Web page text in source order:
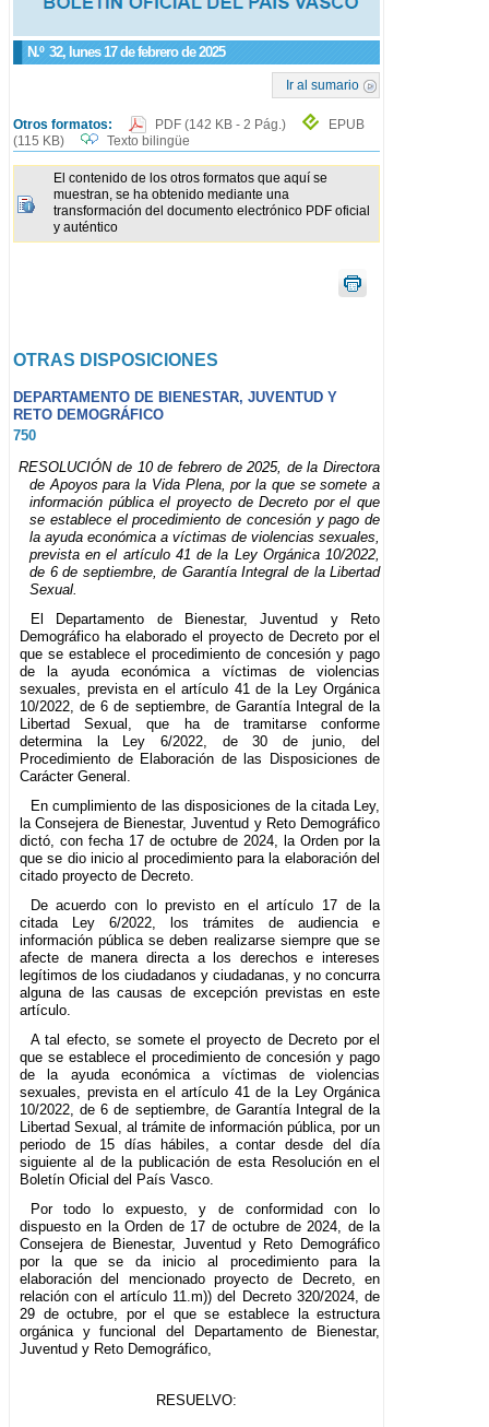
N.º 32, lunes 17 de febrero de 2025
Ir al sumario
Otros formatos: PDF (142 KB - 2 Pág.)
EPUB
(115 KB)
Texto bilingüe
El contenido de los otros formatos que aquí se
muestran, se ha obtenido mediante una
transformación del documento electrónico PDF oficial
y auténtico
OTRAS DISPOSICIONES
DEPARTAMENTO DE BIENESTAR, JUVENTUD Y
RETO DEMOGRÁFICO
750
RESOLUCIÓN de 10 de febrero de 2025, de la Directora
de Apoyos para la Vida Plena, por la que se somete a
información pública el proyecto de Decreto por el que
se establece el procedimiento de concesión y pago de
la ayuda económica a víctimas de violencias sexuales,
prevista en el artículo 41 de la Ley Orgánica 10/2022,
de 6 de septiembre, de Garantía Integral de la Libertad
Sexual.
El Departamento de Bienestar, Juventud y Reto
Demográfico ha elaborado el proyecto de Decreto por el
que se establece el procedimiento de concesión y pago
de la ayuda económica a víctimas de violencias
sexuales, prevista en el artículo 41 de la Ley Orgánica
10/2022, de 6 de septiembre, de Garantía Integral de la
Libertad Sexual, que ha de tramitarse conforme
determina la Ley 6/2022, de 30 de junio, del
Procedimiento de Elaboración de las Disposiciones de
Carácter General.
En cumplimiento de las disposiciones de la citada Ley,
la Consejera de Bienestar, Juventud y Reto Demográfico
dictó, con fecha 17 de octubre de 2024, la Orden por la
que se dio inicio al procedimiento para la elaboración del
citado proyecto de Decreto.
De acuerdo con lo previsto en el artículo 17 de la
citada Ley 6/2022, los trámites de audiencia e
información pública se deben realizarse siempre que se
afecte de manera directa a los derechos e intereses
legítimos de los ciudadanos y ciudadanas, y no concurra
alguna de las causas de excepción previstas en este
artículo.
A tal efecto, se somete el proyecto de Decreto por el
que se establece el procedimiento de concesión y pago
de la ayuda económica a víctimas de violencias
sexuales, prevista en el artículo 41 de la Ley Orgánica
10/2022, de 6 de septiembre, de Garantía Integral de la
Libertad Sexual, al trámite de información pública, por un
periodo de 15 días hábiles, a contar desde del día
siguiente al de la publicación de esta Resolución en el
Boletín Oficial del País Vasco.
Por todo lo expuesto, y de conformidad con lo
dispuesto en la Orden de 17 de octubre de 2024, de la
Consejera de Bienestar, Juventud y Reto Demográfico
por la que se da inicio al procedimiento para la
elaboración del mencionado proyecto de Decreto, en
relación con el artículo 11.m)) del Decreto 320/2024, de
29 de octubre, por el que se establece la estructura
orgánica y funcional del Departamento de Bienestar,
Juventud y Reto Demográfico,
RESUELVO: